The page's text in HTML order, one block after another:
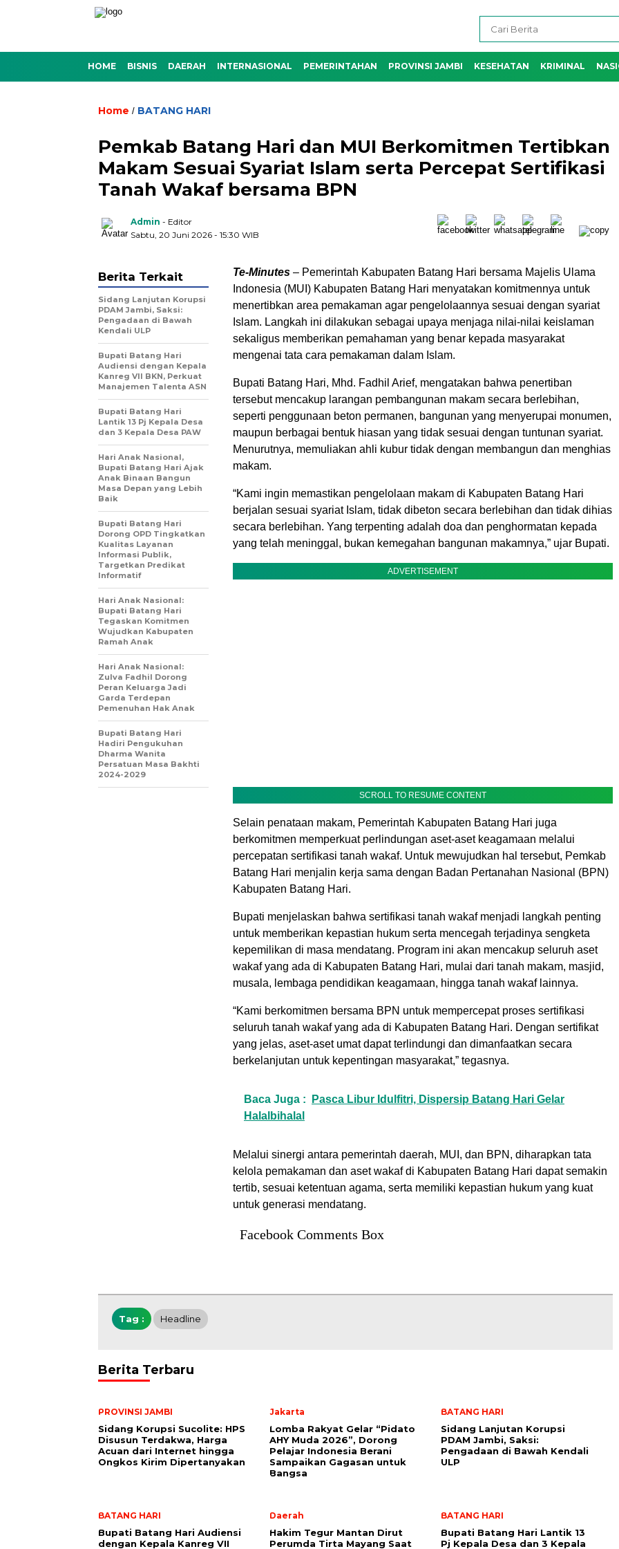
HOME BISNIS DAERAH INTERNASIONAL PEMERINTAHAN PROVINSI JAMBI KESEHATAN KRIMINAL
Home / BATANG HARI
Pemkab Batang Hari dan MUI Berkomitmen Tertibkan
Makam Sesuai Syariat Islam serta Percepat Sertifikasi
Tanah Wakaf bersama BPN
Admin - Editor
Sabtu, 20 Juni 2026 - 15:30 WIB
Te-Minutes – Pemerintah Kabupaten Batang Hari bersama Majelis Ulama
Indonesia (MUI) Kabupaten Batang Hari menyatakan komitmennya untuk
menertibkan area pemakaman agar pengelolaannya sesuai dengan syariat
Islam. Langkah ini dilakukan sebagai upaya menjaga nilai-nilai keislaman
sekaligus memberikan pemahaman yang benar kepada masyarakat
mengenai tata cara pemakaman dalam Islam.
Bupati Batang Hari, Mhd. Fadhil Arief, mengatakan bahwa penertiban
tersebut mencakup larangan pembangunan makam secara berlebihan,
seperti penggunaan beton permanen, bangunan yang menyerupai monumen,
maupun berbagai bentuk hiasan yang tidak sesuai dengan tuntunan syariat.
Menurutnya, memuliakan ahli kubur tidak dengan membangun dan menghias
makam.
“Kami ingin memastikan pengelolaan makam di Kabupaten Batang Hari
berjalan sesuai syariat Islam, tidak dibeton secara berlebihan dan tidak dihias
secara berlebihan. Yang terpenting adalah doa dan penghormatan kepada
yang telah meninggal, bukan kemegahan bangunan makamnya,” ujar Bupati.
ADVERTISEMENT
SCROLL TO RESUME CONTENT
Selain penataan makam, Pemerintah Kabupaten Batang Hari juga
berkomitmen memperkuat perlindungan aset-aset keagamaan melalui
percepatan sertifikasi tanah wakaf. Untuk mewujudkan hal tersebut, Pemkab
Batang Hari menjalin kerja sama dengan Badan Pertanahan Nasional (BPN)
Kabupaten Batang Hari.
Bupati menjelaskan bahwa sertifikasi tanah wakaf menjadi langkah penting
untuk memberikan kepastian hukum serta mencegah terjadinya sengketa
kepemilikan di masa mendatang. Program ini akan mencakup seluruh aset
wakaf yang ada di Kabupaten Batang Hari, mulai dari tanah makam, masjid,
musala, lembaga pendidikan keagamaan, hingga tanah wakaf lainnya.
“Kami berkomitmen bersama BPN untuk mempercepat proses sertifikasi
seluruh tanah wakaf yang ada di Kabupaten Batang Hari. Dengan sertifikat
yang jelas, aset-aset umat dapat terlindungi dan dimanfaatkan secara
berkelanjutan untuk kepentingan masyarakat,” tegasnya.
Baca Juga :
Pasca Libur Idulfitri, Dispersip Batang Hari Gelar
Halalbihalal
Melalui sinergi antara pemerintah daerah, MUI, dan BPN, diharapkan tata
kelola pemakaman dan aset wakaf di Kabupaten Batang Hari dapat semakin
tertib, sesuai ketentuan agama, serta memiliki kepastian hukum yang kuat
untuk generasi mendatang.
Facebook Comments Box
Berita Terkait
Sidang Lanjutan Korupsi
PDAM Jambi, Saksi:
Pengadaan di Bawah
Kendali ULP
Bupati Batang Hari
Audiensi dengan Kepala
Kanreg VII BKN, Perkuat
Manajemen Talenta ASN
Bupati Batang Hari
Lantik 13 Pj Kepala Desa
dan 3 Kepala Desa PAW
Hari Anak Nasional,
Bupati Batang Hari Ajak
Anak Binaan Bangun
Masa Depan yang Lebih
Baik
Bupati Batang Hari
Dorong OPD Tingkatkan
Kualitas Layanan
Informasi Publik,
Targetkan Predikat
Informatif
Hari Anak Nasional:
Bupati Batang Hari
Tegaskan Komitmen
Wujudkan Kabupaten
Ramah Anak
Hari Anak Nasional:
Zulva Fadhil Dorong
Peran Keluarga Jadi
Garda Terdepan
Pemenuhan Hak Anak
Bupati Batang Hari
Hadiri Pengukuhan
Dharma Wanita
Persatuan Masa Bakhti
2024-2029
Tag : Headline
Berita Terbaru
PROVINSI JAMBI
Sidang Korupsi Sucolite: HPS
Disusun Terdakwa, Harga
Acuan dari Internet hingga
Ongkos Kirim Dipertanyakan
Jakarta
Lomba Rakyat Gelar “Pidato
AHY Muda 2026”, Dorong
Pelajar Indonesia Berani
Sampaikan Gagasan untuk
Bangsa
BATANG HARI
Sidang Lanjutan Korupsi
PDAM Jambi, Saksi:
Pengadaan di Bawah Kendali
ULP
BATANG HARI
Bupati Batang Hari Audiensi
dengan Kepala Kanreg VII
Daerah
Hakim Tegur Mantan Dirut
Perumda Tirta Mayang Saat
BATANG HARI
Bupati Batang Hari Lantik 13
Pj Kepala Desa dan 3 Kepala